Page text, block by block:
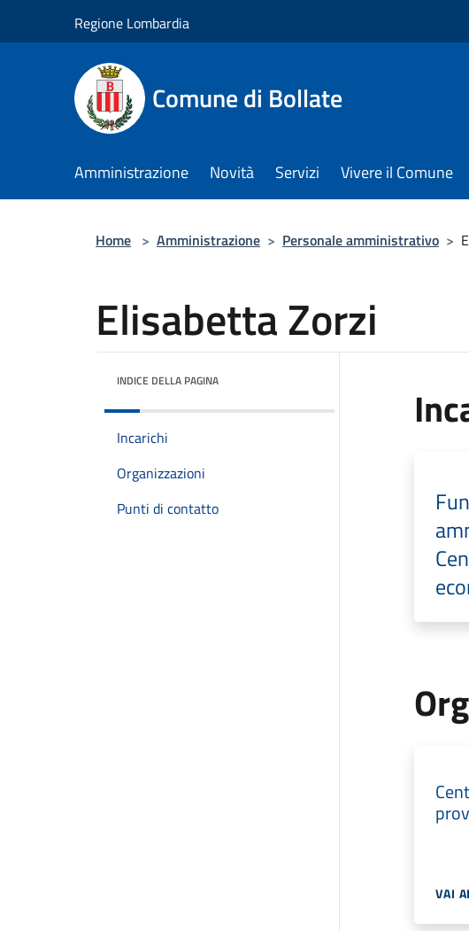
Regione Lombardia
Comune di Bollate
Amministrazione Novità Servizi Vivere il Comune
Home > Amministrazione > Personale amministrativo >
Elisabetta Zorzi
INDICE DELLA PAGINA
Incarichi
Organizzazioni
Punti di contatto
VAI